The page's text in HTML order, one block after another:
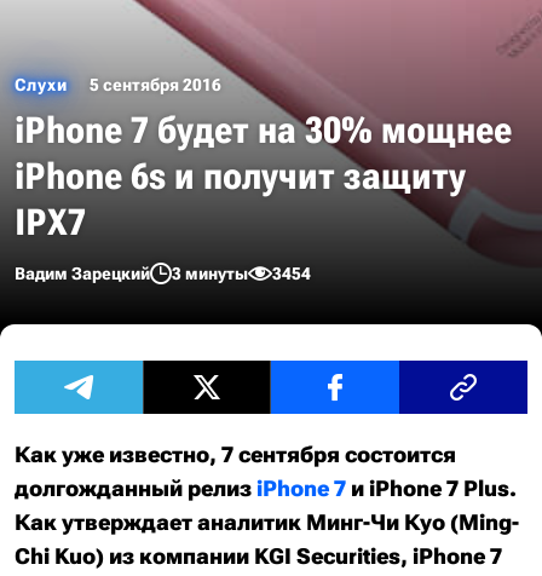
Слухи 5 сентября 2016
iPhone 7 будет на 30% мощнее
iPhone 6s и получит защиту
IPX7
Вадим Зарецкий 3 минуты 3454
Как уже известно, 7 сентября состоится
долгожданный релизiPhone 7 и iPhone 7 Plus.
Как утверждает аналитик Минг-Чи Куо (Ming-
Chi Kuo) из компании KGI Securities, iPhone 7